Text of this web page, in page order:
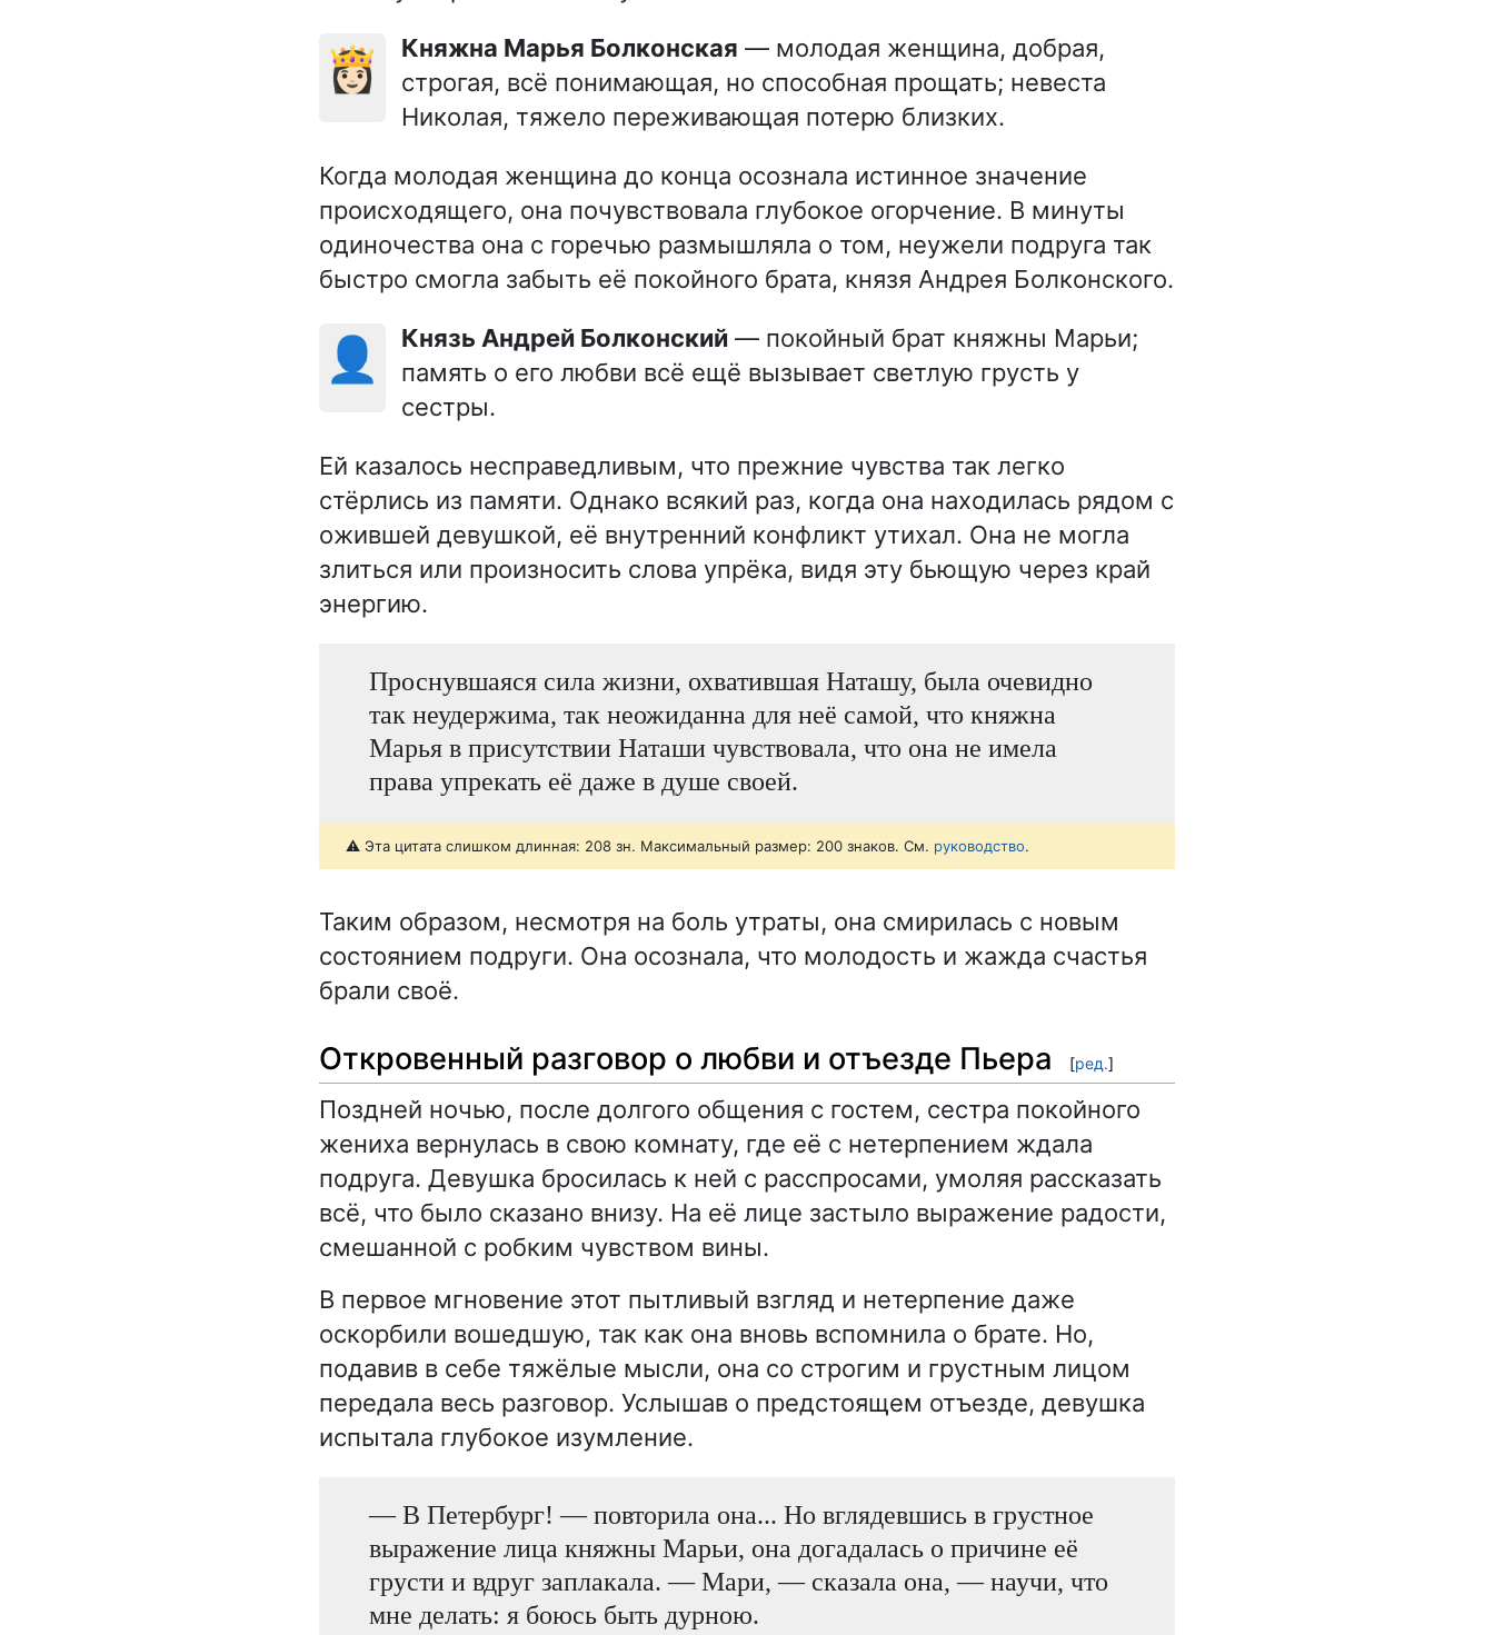
👸🏻 Княжна Марья Болконская — молодая женщина, добрая,
строгая, всё понимающая, но способная прощать; невеста
Николая, тяжело переживающая потерю близких.
Когда молодая женщина до конца осознала истинное значение
происходящего, она почувствовала глубокое огорчение. В минуты
одиночества она с горечью размышляла о том, неужели подруга так
быстро смогла забыть её покойного брата, князя Андрея Болконского.
👤 Князь Андрей Болконский — покойный брат княжны Марьи;
память о его любви всё ещё вызывает светлую грусть у
сестры.
Ей казалось несправедливым, что прежние чувства так легко
стёрлись из памяти. Однако всякий раз, когда она находилась рядом с
ожившей девушкой, её внутренний конфликт утихал. Она не могла
злиться или произносить слова упрёка, видя эту бьющую через край
энергию.
Проснувшаяся сила жизни, охватившая Наташу, была очевидно
так неудержима, так неожиданна для неё самой, что княжна
Марья в присутствии Наташи чувствовала, что она не имела
права упрекать её даже в душе своей.
⚠️ Эта цитата слишком длинная: 208 зн. Максимальный размер: 200 знаков. См. руководство.
Таким образом, несмотря на боль утраты, она смирилась с новым
состоянием подруги. Она осознала, что молодость и жажда счастья
брали своё.
Откровенный разговор о любви и отъезде Пьера [ред.]
Поздней ночью, после долгого общения с гостем, сестра покойного
жениха вернулась в свою комнату, где её с нетерпением ждала
подруга. Девушка бросилась к ней с расспросами, умоляя рассказать
всё, что было сказано внизу. На её лице застыло выражение радости,
смешанной с робким чувством вины.
В первое мгновение этот пытливый взгляд и нетерпение даже
оскорбили вошедшую, так как она вновь вспомнила о брате. Но,
подавив в себе тяжёлые мысли, она со строгим и грустным лицом
передала весь разговор. Услышав о предстоящем отъезде, девушка
испытала глубокое изумление.
— В Петербург! — повторила она... Но вглядевшись в грустное
выражение лица княжны Марьи, она догадалась о причине её
грусти и вдруг заплакала. — Мари, — сказала она, — научи, что
мне делать: я боюсь быть дурною.